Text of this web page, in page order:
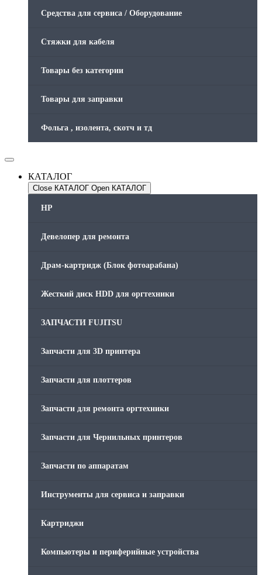
Средства для сервиса / Оборудование
Стяжки для кабеля
Товары без категории
Товары для заправки
Фольга , изолента, скотч и тд
КАТАЛОГ
Close КАТАЛОГ Open КАТАЛОГ
HP
Девелопер для ремонта
Драм-картридж (Блок фотоарабана)
Жесткий диск HDD для оргтехники
ЗАПЧАСТИ FUJITSU
Запчасти для 3D принтера
Запчасти для плоттеров
Запчасти для ремонта оргтехники
Запчасти для Чернильных принтеров
Запчасти по аппаратам
Инструменты для сервиса и заправки
Картриджи
Компьютеры и периферийные устройства